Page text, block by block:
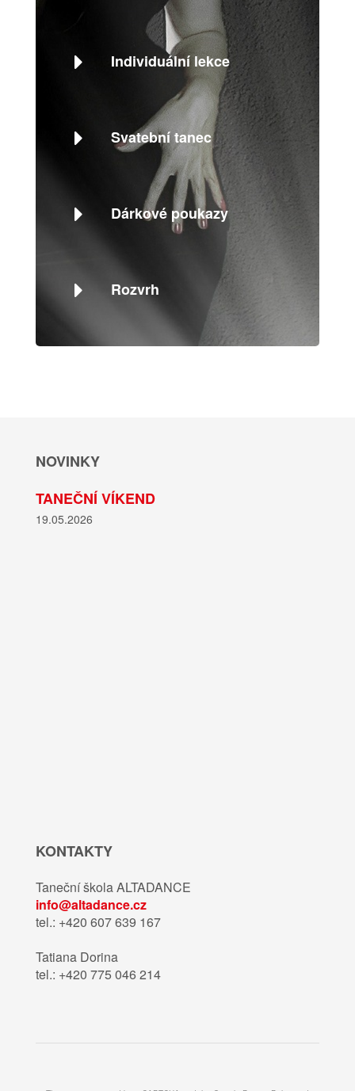
Individuální lekce
Svatební tanec
Dárkové poukazy
Rozvrh
NOVINKY
TANEČNÍ VÍKEND
19.05.2026
KONTAKTY
Taneční škola ALTADANCE
info@altadance.cz
tel.: +420 607 639 167
Tatiana Dorina
tel.: +420 775 046 214